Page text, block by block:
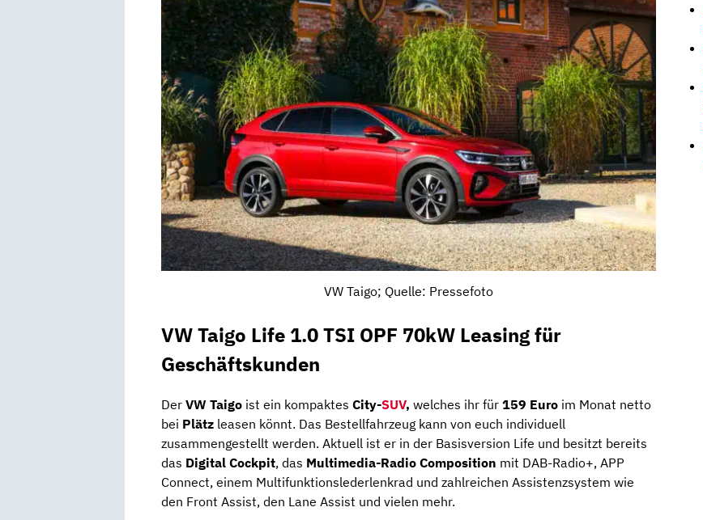
VW Taigo; Quelle: Pressefoto
VW Taigo Life 1.0 TSI OPF 70kW Leasing für
Geschäftskunden
Der VW Taigo ist ein kompaktes City-SUV, welches ihr für 159 Euro im Monat netto
bei Plätz leasen könnt. Das Bestellfahrzeug kann von euch individuell
zusammengestellt werden. Aktuell ist er in der Basisversion Life und besitzt bereits
das Digital Cockpit, das Multimedia-Radio Composition mit DAB-Radio+, APP
Connect, einem Multifunktionslederlenkrad und zahlreichen Assistenzsystem wie
den Front Assist, den Lane Assist und vielen mehr.